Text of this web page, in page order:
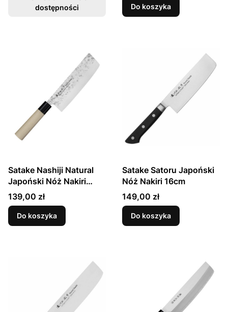
dostępności
Do koszyka
Satake Nashiji Natural
Japoński Nóż Nakiri
16cm
Cena
139,00 zł
Do koszyka
Satake Satoru Japoński
Nóż Nakiri 16cm
Cena
149,00 zł
Do koszyka